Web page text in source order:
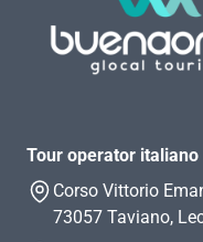
Tour operator italiano
Corso Vittorio
73057 Taviano,